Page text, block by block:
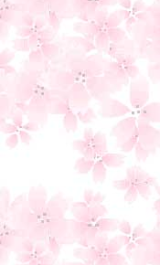
злоупотреблять
вместе с тлей вы
и других насекомых,
помогли бы вам бороться с